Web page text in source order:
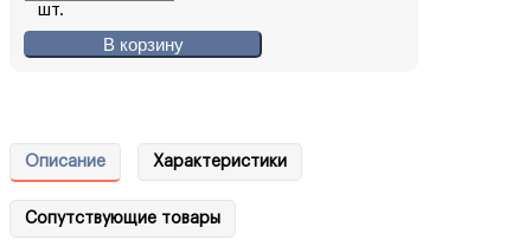
шт.
В корзину
Описание Характеристики
Сопутствующие товары